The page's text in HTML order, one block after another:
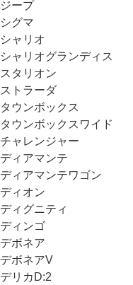
ジープ
シグマ
シャリオ
シャリオグランディス
スタリオン
ストラーダ
タウンボックス
タウンボックスワイド
チャレンジャー
ディアマンテ
ディアマンテワゴン
ディオン
ディグニティ
ディンゴ
デボネア
デボネアV
デリカD:2